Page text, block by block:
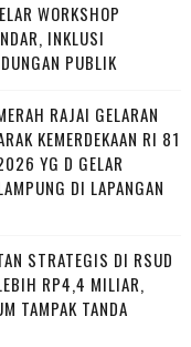
WORKSHOP
INKLUSI
PUBLIK
RAJAI GELARAN
KEMERDEKAAN RI 81
YG D GELAR
DI LAPANGAN
STRATEGIS DI RSUD
RP4,4 MILIAR,
TAMPAK TANDA